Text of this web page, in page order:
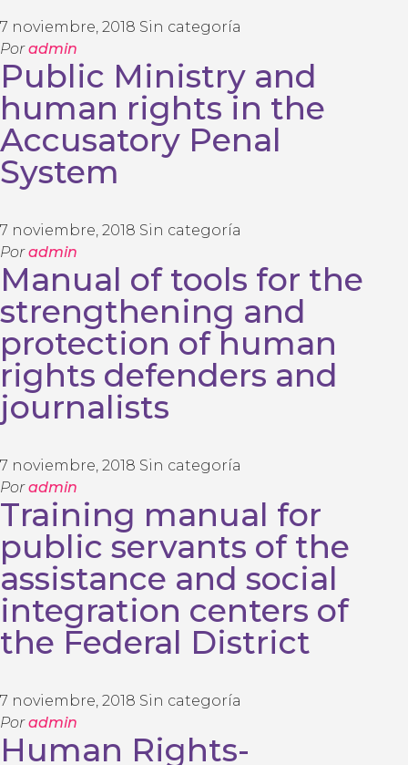
7 noviembre, 2018 Sin categoría
Poradmin
Public Ministry and
human rights in the
Accusatory Penal
System
7 noviembre, 2018 Sin categoría
Poradmin
Manual of tools for the
strengthening and
protection of human
rights defenders and
journalists
7 noviembre, 2018 Sin categoría
Poradmin
Training manual for
public servants of the
assistance and social
integration centers of
the Federal District
7 noviembre, 2018 Sin categoría
Poradmin
Human Rights-